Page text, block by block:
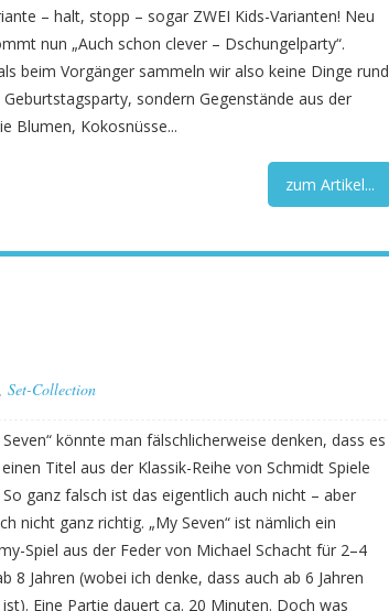
– halt, stopp – sogar ZWEI Kids-Varianten! Neu
nun „Auch schon clever – Dschungelparty“.
beim Vorgänger sammeln wir also keine Dinge rund
sondern Gegenstände aus der
Blumen, Kokosnüsse...
zum Artikel...
, Set-Collection
Seven“ könnte man fälschlicherweise denken, dass es
Titel aus der Klassik-Reihe von Schmidt Spiele
ganz falsch ist das eigentlich auch nicht – aber
nicht ganz richtig. „My Seven“ ist nämlich ein
Spiel aus der Feder von Michael Schacht für 2–4
8 Jahren (wobei ich denke, dass auch ab 6 Jahren
Eine Partie dauert ca. 20 Minuten. Doch was